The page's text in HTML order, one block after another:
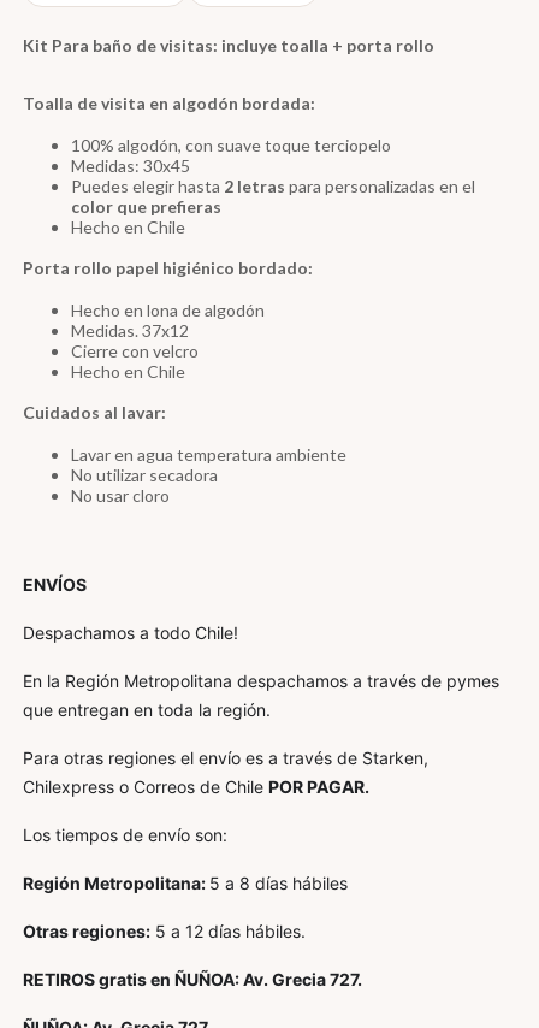
Kit Para baño de visitas: incluye toalla + porta rollo
Toalla de visita en algodón bordada:
100% algodón, con suave toque terciopelo
Medidas: 30x45
Puedes elegir hasta 2 letras para personalizadas en el
color que prefieras
Hecho en Chile
Porta rollo papel higiénico bordado:
Hecho en lona de algodón
Medidas. 37x12
Cierre con velcro
Hecho en Chile
Cuidados al lavar:
Lavar en agua temperatura ambiente
No utilizar secadora
No usar cloro
ENVÍOS
Despachamos a todo Chile!
En la Región Metropolitana despachamos a través de pymes
que entregan en toda la región.
Para otras regiones el envío es a través de Starken,
Chilexpress o Correos de Chile POR PAGAR.
Los tiempos de envío son:
Región Metropolitana: 5 a 8 días hábiles
Otras regiones: 5 a 12 días hábiles.
RETIROS gratis en ÑUÑOA: Av. Grecia 727.